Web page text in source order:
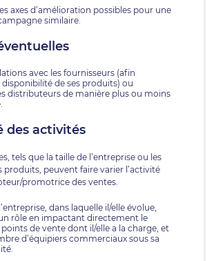
axes d’amélioration possibles pour une
similaire.
avec les fournisseurs (afin
disponibilité de ses produits) ou
distributeurs de manière plus ou moins
des activités
tels que la taille de l’entreprise ou les
produits, peuvent faire varier l’activité
promotrice des ventes.
dans laquelle il/elle évolue,
rôle en impactant directement le
de vente dont il/elle a la charge, et
d’équipiers commerciaux sous sa